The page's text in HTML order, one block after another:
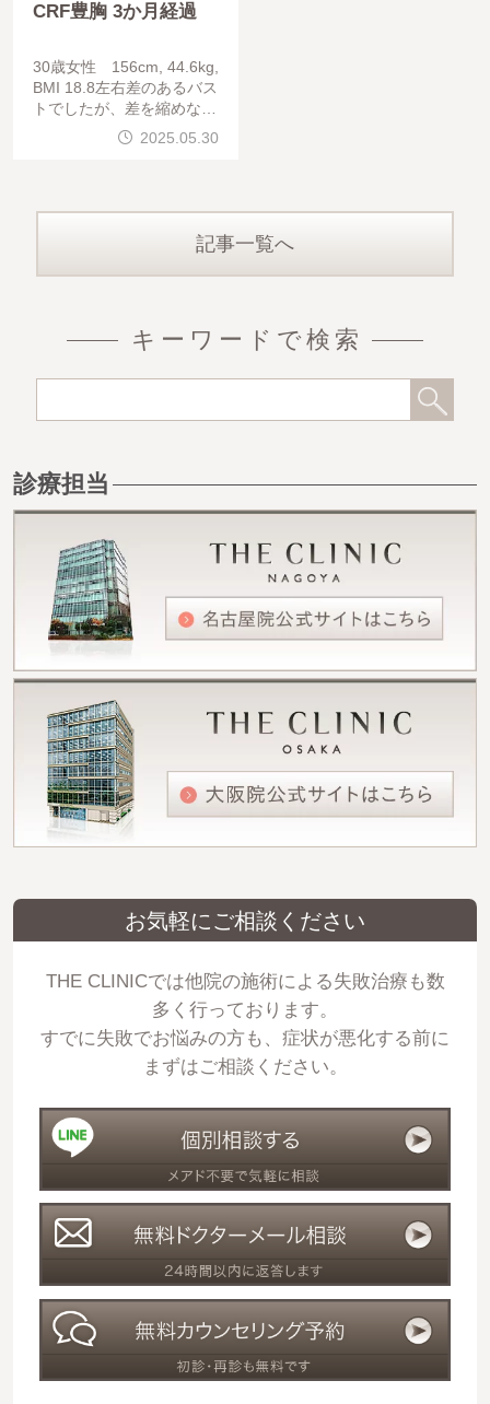
CRF豊胸 3か月経過
30歳女性 156cm, 44.6kg,
BMI 18.8左右差のあるバス
トでしたが、差を縮めなが
ら、きれいに仕上がりまし
た。CRF 右 260ml, L 190
2025.05.30
記事一覧へ
キーワードで検索
診療担当
お気軽にご相談ください
THE CLINICでは他院の施術による失敗治療も数
多く行っております。
すでに失敗でお悩みの方も、症状が悪化する前に
まずはご相談ください。